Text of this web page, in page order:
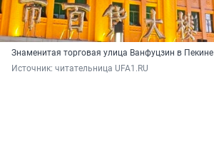
Знаменитая торговая улица Ванфуцзин в Пекине
Источник: читательница UFA1.RU